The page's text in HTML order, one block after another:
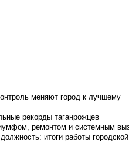
меняют город к лучшему
рекорды таганрожцев
ремонтом и системным
итоги работы